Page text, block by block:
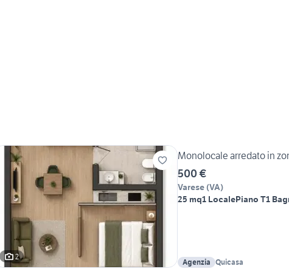
2
Monolocale arredato in
500 €
Varese (VA)
25 mq1 LocalePiano T1
Agenzia Quicasa